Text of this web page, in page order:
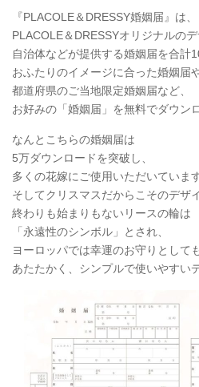
『PLACOLE＆DRESSY婚姻届』は、
PLACOLE＆DRESSYオリジナルの
自治体などが提供する婚姻届を合計
おふたりのイメージに合った婚姻届や
都道府県のご当地限定婚姻届など、
お好みの「婚姻届」を無料でダウン
なんとこちらの婚姻届は
5万ダウンロードを突破し、
多くの花嫁にご使用いただいています
そしてクリスマスだからこそのデザ
終わりも始まりもないリースの輪は
「永遠性のシンボル」とされ、
ヨーロッパでは幸運のお守りとして
あたたかく、シンプルで使いやすい